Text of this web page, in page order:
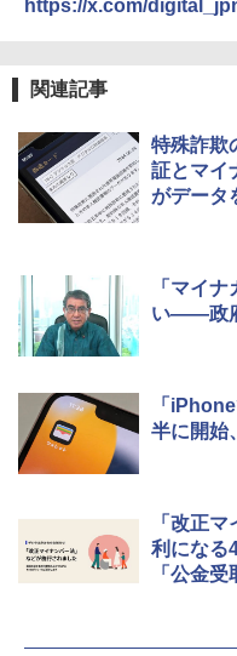
https://x.com/
関連記事
特殊詐欺
証とマイ
がデータ
「マイ
い――政
「
半に開始
「改正
利になる
「公金